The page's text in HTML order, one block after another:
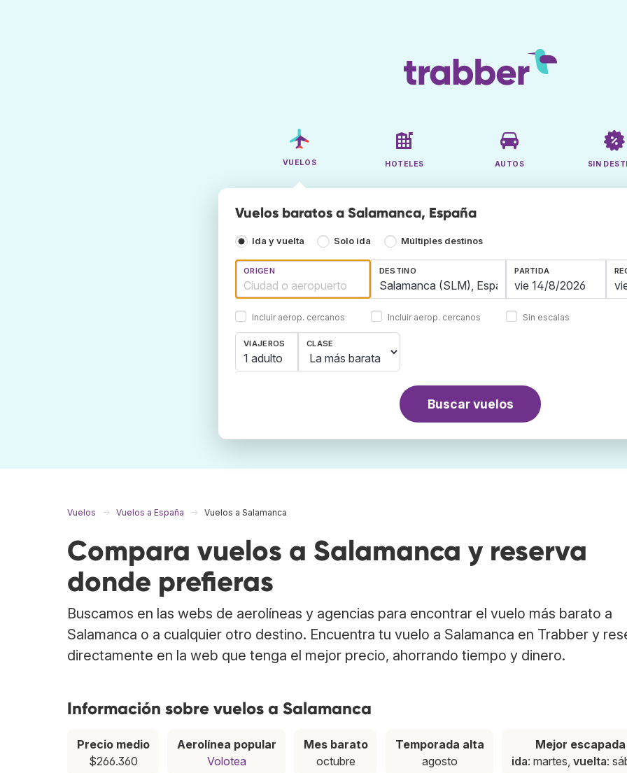
VUELOS HOTELES AUTOS SIN
Vuelos baratos a Salamanca, España
Ida y vuelta Solo ida Múltiples destinos
ORIGEN
Incluir aerop. cercanos
DESTINO
Incluir aerop. cercanos
PARTIDA
Sin escalas
VIAJEROS
1 adulto
CLASE
Buscar vuelos
Vuelos Vuelos a España Vuelos a Salamanca
Compara vuelos a Salamanca y reserva
donde prefieras
Buscamos en las webs de aerolíneas y agencias para encontrar el vuelo más barato a
Salamanca o a cualquier otro destino. Encuentra tu vuelo a Salamanca en Trabber y
directamente en la web que tenga el mejor precio, ahorrando tiempo y dinero.
Información sobre vuelos a Salamanca
Precio medio
$266.360
Aerolínea popular
Volotea
Mes barato
octubre
Temporada alta
agosto
Mejor escapada
ida: martes, vuelta: